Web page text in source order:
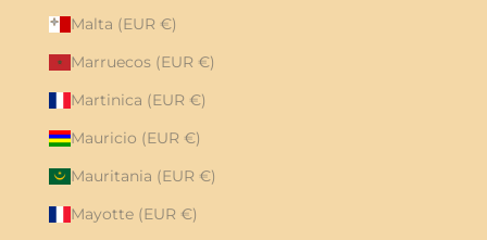
Malta (EUR €)
Marruecos (EUR €)
Martinica (EUR €)
Mauricio (EUR €)
Mauritania (EUR €)
Mayotte (EUR €)